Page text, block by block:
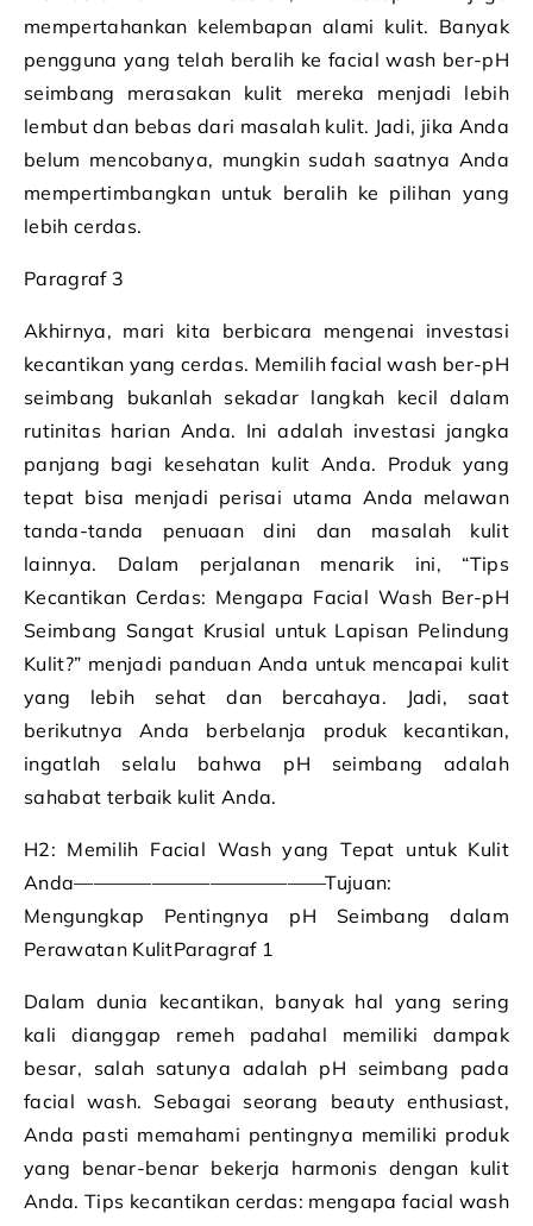
mempertahankan kelembapan alami kulit. Banyak
pengguna yang telah beralih ke facial wash ber-pH
seimbang merasakan kulit mereka menjadi lebih
lembut dan bebas dari masalah kulit. Jadi, jika Anda
belum mencobanya, mungkin sudah saatnya Anda
mempertimbangkan untuk beralih ke pilihan yang
lebih cerdas.
Paragraf 3
Akhirnya, mari kita berbicara mengenai investasi
kecantikan yang cerdas. Memilih facial wash ber-pH
seimbang bukanlah sekadar langkah kecil dalam
rutinitas harian Anda. Ini adalah investasi jangka
panjang bagi kesehatan kulit Anda. Produk yang
tepat bisa menjadi perisai utama Anda melawan
tanda-tanda penuaan dini dan masalah kulit
lainnya. Dalam perjalanan menarik ini, “Tips
Kecantikan Cerdas: Mengapa Facial Wash Ber-pH
Seimbang Sangat Krusial untuk Lapisan Pelindung
Kulit?” menjadi panduan Anda untuk mencapai kulit
yang lebih sehat dan bercahaya. Jadi, saat
berikutnya Anda berbelanja produk kecantikan,
ingatlah selalu bahwa pH seimbang adalah
sahabat terbaik kulit Anda.
H2: Memilih Facial Wash yang Tepat untuk Kulit
Anda—————————————Tujuan:
Mengungkap Pentingnya pH Seimbang dalam
Perawatan KulitParagraf 1
Dalam dunia kecantikan, banyak hal yang sering
kali dianggap remeh padahal memiliki dampak
besar, salah satunya adalah pH seimbang pada
facial wash. Sebagai seorang beauty enthusiast,
Anda pasti memahami pentingnya memiliki produk
yang benar-benar bekerja harmonis dengan kulit
Anda. Tips kecantikan cerdas: mengapa facial wash